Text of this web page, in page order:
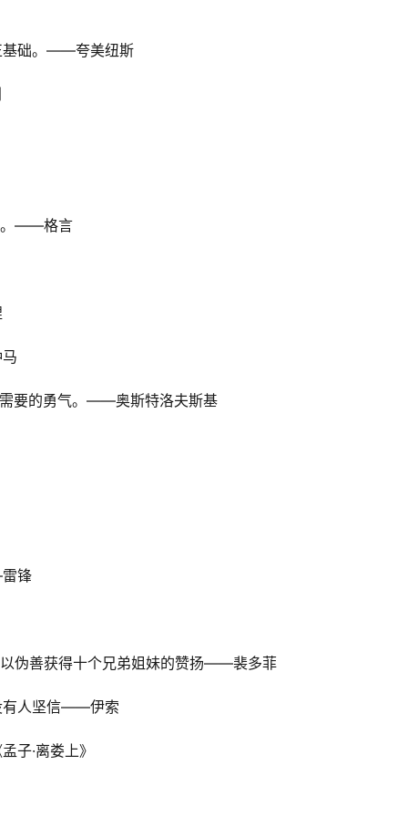
基础。——夸美纽斯
。――格言
要的勇气。——奥斯特洛夫斯基
锋
伪善获得十个兄弟姐妹的赞扬――裴多菲
有人坚信――伊索
子·离娄上》